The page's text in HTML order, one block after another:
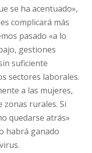
se ha acentuado»,
complicará más
pasado «a lo
gestiones
suficiente
sectores laborales.
a las mujeres,
zonas rurales. Si
quedarse atrás»
habrá ganado